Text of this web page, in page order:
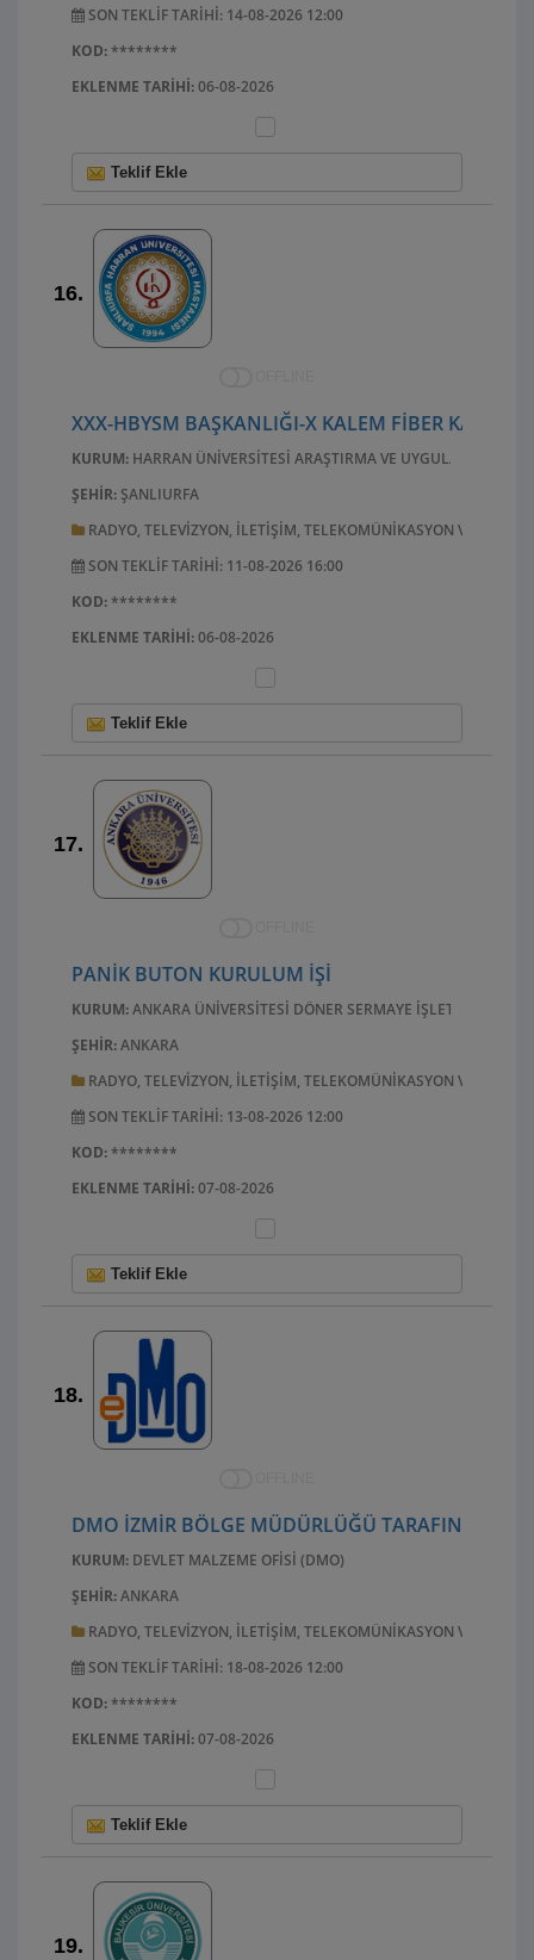
SON TEKLIF TARIHI: 14-08-2026 12:00
KOD:********
EKLENME TARIHI:06-08-2026
Teklif Ekle
16.
XXX-HBYSM BAŞKANLIĞI-X KALEM FİBER KABLO
KURUM: HARRAN ÜNIVERSITESI ARAŞTIRMA VE UYGULAMA
ŞEHIR: ŞANLIURFA
RADYO, TELEVIZYON, ILETIŞIM, TELEKOMÜNIKASYON VE ILGILI
SON TEKLIF TARIHI: 11-08-2026 16:00
KOD:********
EKLENME TARIHI:06-08-2026
Teklif Ekle
17.
PANİK BUTON KURULUM İŞİ
KURUM:ANKARA ÜNIVERSITESI DÖNER SERMAYE İŞLETME
ŞEHIR:ANKARA
RADYO, TELEVIZYON, ILETIŞIM, TELEKOMÜNIKASYON VE ILGILI
SON TEKLIF TARIHI: 13-08-2026 12:00
KOD:********
EKLENME TARIHI:07-08-2026
Teklif Ekle
18.
DMO İZMIR BÖLGE MÜDÜRLÜĞÜ TARAFINDAN
KURUM: DEVLET MALZEME OFISI (DMO)
ŞEHIR:ANKARA
RADYO, TELEVIZYON, ILETIŞIM, TELEKOMÜNIKASYON VE ILGILI
SON TEKLIF TARIHI: 18-08-2026 12:00
KOD:********
EKLENME TARIHI:07-08-2026
Teklif Ekle
19.